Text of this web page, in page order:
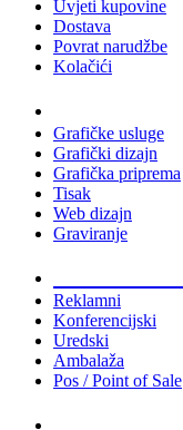
Uvjeti kupovine
Dostava
Povrat narudžbe
Kolačići
Grafičke usluge
Grafički dizajn
Grafička priprema
Tisak
Web dizajn
Graviranje
Reklamni
Konferencijski
Uredski
Ambalaža
Pos / Point of Sale